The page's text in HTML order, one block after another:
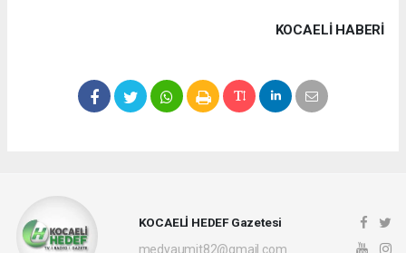
KOCAELI HABERİ
KOCAELİ HEDEF Gazetesi
medyaumit82@gmail.com